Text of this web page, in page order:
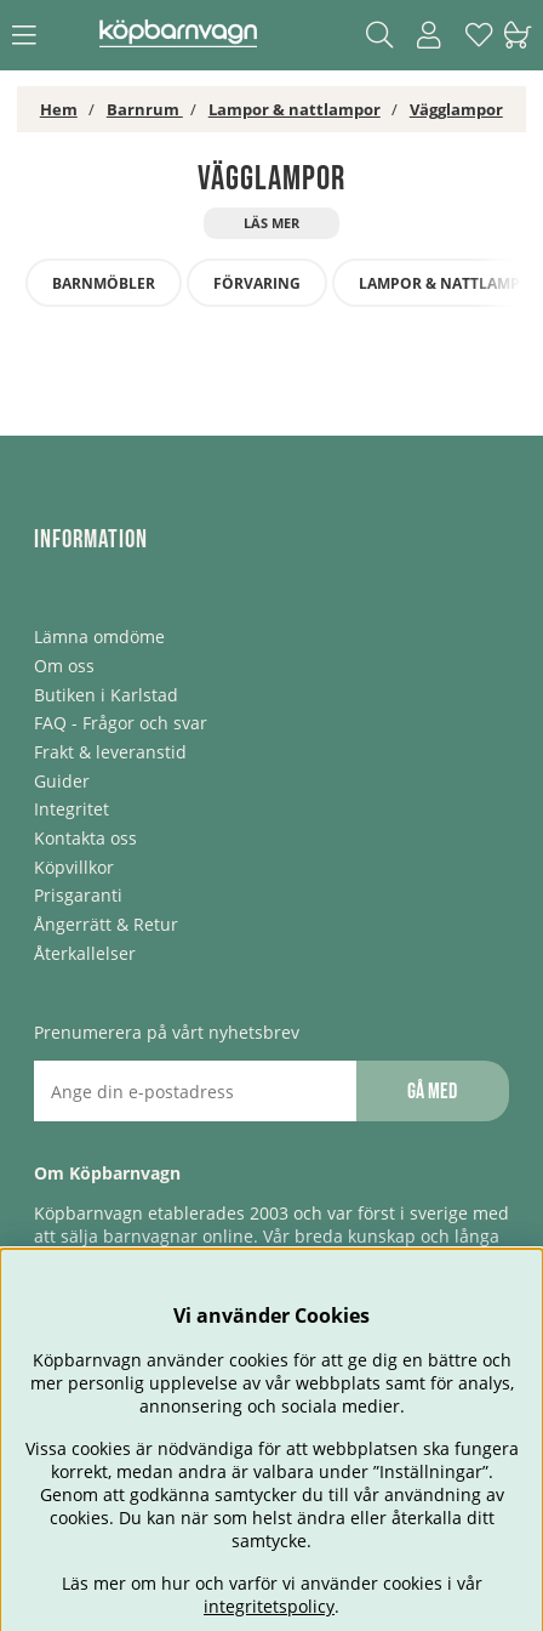
Hem Barnrum Lampor & nattlampor Vägglampor
Vägglampor
BARNMÖBLER FÖRVARING LAMPOR & NATTLAMPOR
Information
Lämna omdöme
Om oss
Butiken i Karlstad
FAQ - Frågor och svar
Frakt & leveranstid
Guider
Integritet
Kontakta oss
Köpvillkor
Prisgaranti
Ångerrätt & Retur
Återkallelser
Prenumerera på vårt nyhetsbrev
Gå med
Om Köpbarnvagn
Köpbarnvagn etablerades 2003 och var först i sverige med
att sälja barnvagnar online. Vår breda kunskap och långa
förlossningsgaranti & förlängd ångerrätt.
BARNVAGNAR BILSTOLAR BABY ÄTA & MATA
RESA
OUTLET
PRESENTTIPS
Vi använder Cookies
Köpbarnvagn använder cookies för att ge dig en bättre och
mer personlig upplevelse av vår webbplats samt för analys,
annonsering och sociala medier.
Vissa cookies är nödvändiga för att webbplatsen ska fungera
korrekt, medan andra är valbara under ”Inställningar”.
Genom att godkänna samtycker du till vår användning av
cookies. Du kan när som helst ändra eller återkalla ditt
samtycke.
Läs mer om hur och varför vi använder cookies i vår
integritetspolicy.